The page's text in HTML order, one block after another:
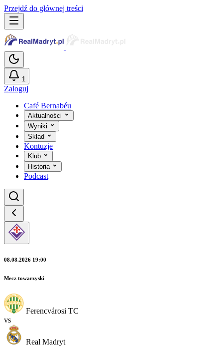
Przejdź do głównej treści
1
Zaloguj
Café Bernabéu
Aktualności
Wyniki
Skład
Kontuzje
Klub
Historia
Podcast
08.08.2026 19:00
Mecz towarzyski
Ferencvárosi TC
vs
Real Madryt